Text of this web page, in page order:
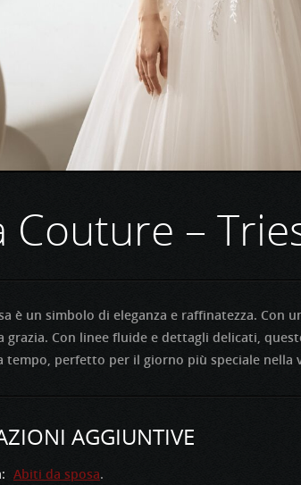
Couture –
è un simbolo di eleganza e raffinatezza. Con
grazia. Con linee fluide e dettagli delicati,
tempo, perfetto per il giorno più speciale nella
AGGIUNTIVE
Abiti da sposa.